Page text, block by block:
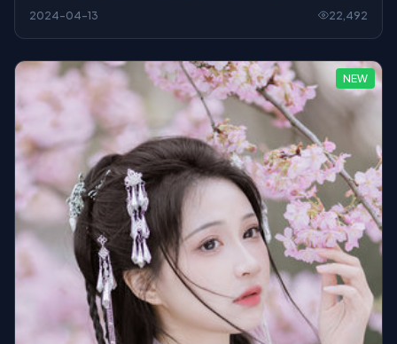
把它们拼成刀。
2024-04-13 22,492
NEW